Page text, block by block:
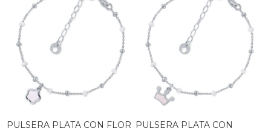
PULSERA PLATA CON FLOR PULSERA PLATA CON